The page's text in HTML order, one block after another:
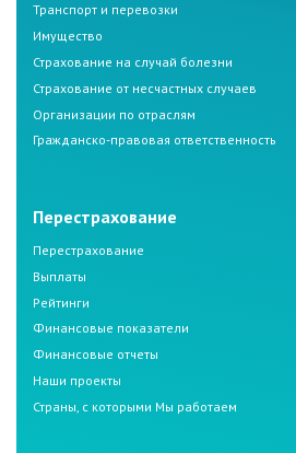
Транспорт и перевозки
Имущество
Страхование на случай болезни
Страхование от несчастных случаев
Организации по отраслям
Гражданско-правовая ответственность
Перестрахование
Перестрахование
Выплаты
Рейтинги
Финансовые показатели
Финансовые отчеты
Наши проекты
Страны, с которыми Мы работаем